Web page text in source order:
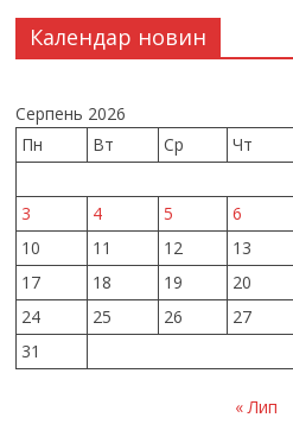
Календар новин
Серпень 2026
Пн
Вт Ср Чт
3
4 5 6
10
11 12 13
17
18 19 20
24
25 26 27
31
« Лип